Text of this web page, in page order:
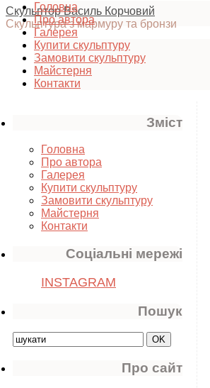
Скульптор Василь Корчовий
Скульптура з мармуру та бронзи
Головна
Про автора
Галерея
Купити скульптуру
Замовити скульптуру
Майстерня
Контакти
Зміст
Головна
Про автора
Галерея
Купити скульптуру
Замовити скульптуру
Майстерня
Контакти
Соціальні мережі
INSTAGRAM
Пошук
Про сайт